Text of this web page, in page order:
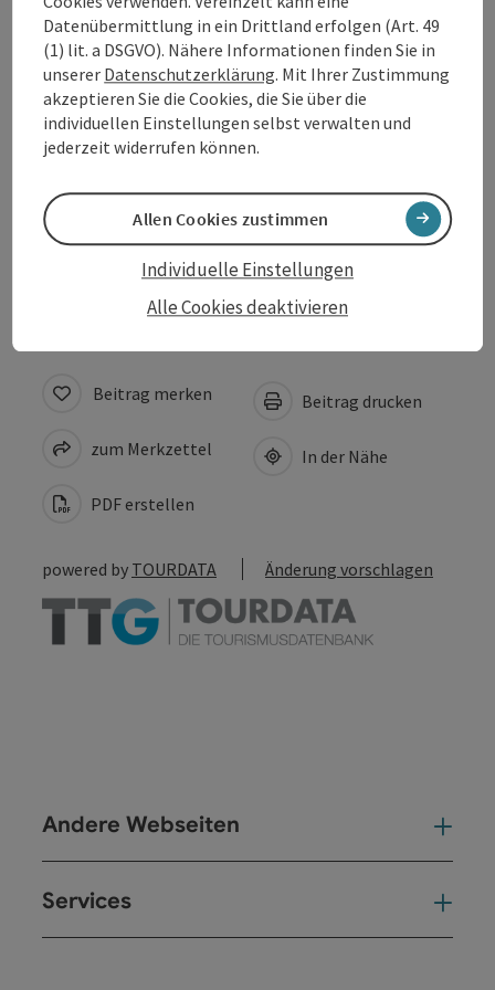
Öffnungszeiten
Anreise/Lage
Eignung
Barrierefreiheit
Beitrag merken
zum Merkzettel
PDF erstellen
Beitrag drucken
In der Nähe
powered by TOURDATA Änderung vorschlagen
Andere Webseiten
Services
Datenübermittlung in ein Drittland erfolgen (Art. 49
(1) lit. a DSGVO). Nähere Informationen finden Sie in
unserer Datenschutzerklärung. Mit Ihrer Zustimmung
akzeptieren Sie die Cookies, die Sie über die
individuellen Einstellungen selbst verwalten und
jederzeit widerrufen können.
Alle Cookies deaktivieren
Individuelle Einstellungen
Allen Cookies zustimmen